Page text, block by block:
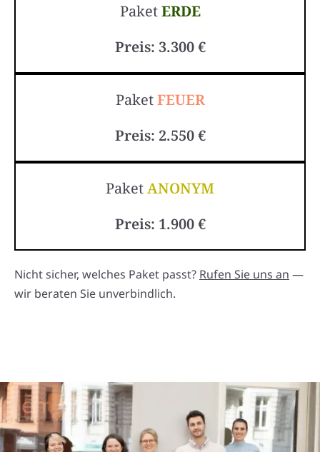
PaketERDE
Preis: 3.300 €
PaketFEUER
Preis: 2.550 €
PaketANONYM
Preis: 1.900 €
Nicht sicher, welches Paket passt? Rufen Sie uns an —
wir beraten Sie unverbindlich.